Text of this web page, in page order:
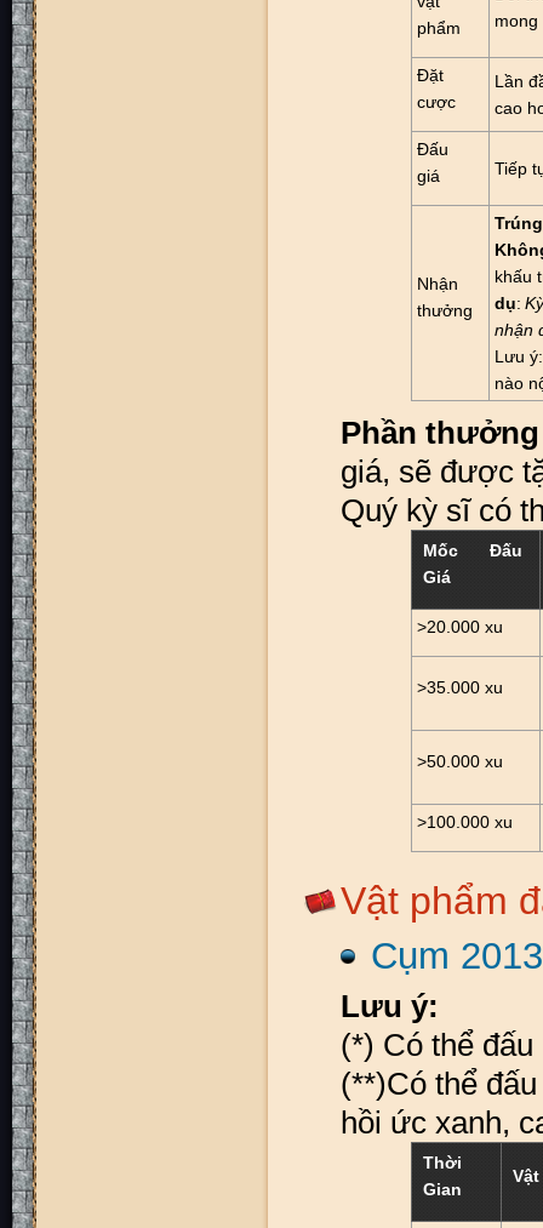
phẩm
Đặt
cược
Lần
cao
Đấu
giá
Tiếp
Nhận
thưởng
khấu
dụ:
nhận
Lưu
nào
Phần
giá, sẽ được
Quý kỳ sĩ có
Mốc Đấu
Giá
>20.000 xu
>35.000 xu
>50.000 xu
>100.000 xu
Vật phẩm
Cụm
Lưu ý:
(*) Có thể
(**)Có thể
hồi ức xanh,
Thời
Gian